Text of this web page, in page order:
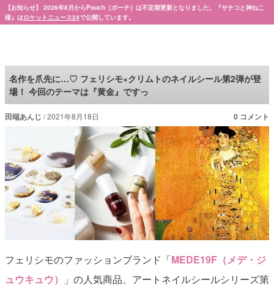
【お知らせ】 2026年8月からPouch［ポーチ］は不定期更新となりました。『サチコと神ねこ
様』はロケットニュース24で公開しています。
名作を爪先に…♡ フェリシモ×クリムトのネイルシール第2弾が登
場！ 今回のテーマは『黄金』ですっ
田端あんじ 2021年8月18日 0 コメント
フェリシモのファッションブランド「MEDE19F（メデ・ジ
ュウキュウ）
」の人気商品、アートネイルシールシリーズ第